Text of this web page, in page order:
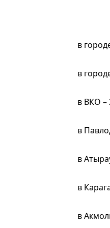
в
в
в ВКО –
в
в
в
в